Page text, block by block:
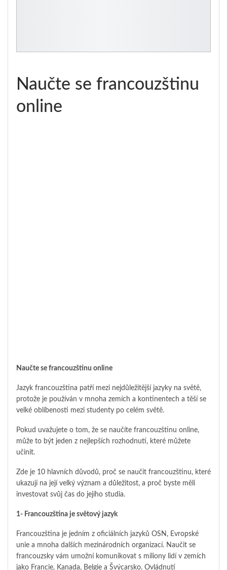
Naučte se francouzštinu
online
Naučte se francouzštinu online
Jazyk francouzština patří mezi nejdůležitější jazyky na světě,
protože je používán v mnoha zemích a kontinentech a těší se
velké oblíbenosti mezi studenty po celém světě.
Pokud uvažujete o tom, že se naučíte francouzštinu online,
může to být jeden z nejlepších rozhodnutí, které můžete
učinit.
Zde je 10 hlavních důvodů, proč se naučit francouzštinu, které
ukazují na její velký význam a důležitost, a proč byste měli
investovat svůj čas do jejího studia.
1- Francouzština je světový jazyk
Francouzština je jedním z oficiálních jazyků OSN, Evropské
unie a mnoha dalších mezinárodních organizací. Naučit se
francouzsky vám umožní komunikovat s miliony lidí v zemích
jako Francie, Kanada, Belgie a Švýcarsko. Ovládnutí